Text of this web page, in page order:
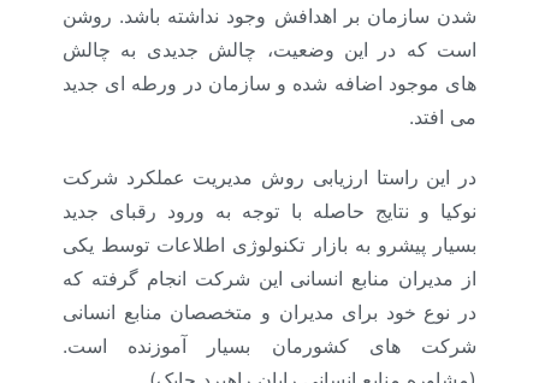
شدن سازمان بر اهدافش وجود نداشته باشد. روشن
است که در این وضعیت، چالش جدیدی به چالش
های موجود اضافه شده و سازمان در ورطه ای جدید
می افتد.
در این راستا ارزیابی روش مدیریت عملکرد شرکت
نوکیا و نتایج حاصله با توجه به ورود رقبای جدید
بسیار پیشرو به بازار تکنولوژی اطلاعات توسط یکی
از مدیران منابع انسانی این شرکت انجام گرفته که
در نوع خود برای مدیران و متخصصان منابع انسانی
شرکت های کشورمان بسیار آموزنده است.